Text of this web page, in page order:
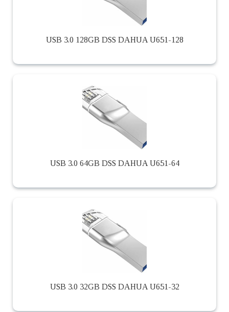
USB 3.0 128GB DSS DAHUA U651-128
USB 3.0 64GB DSS DAHUA U651-64
USB 3.0 32GB DSS DAHUA U651-32